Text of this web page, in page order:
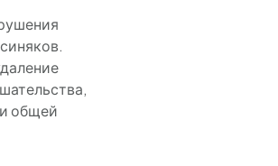
общей